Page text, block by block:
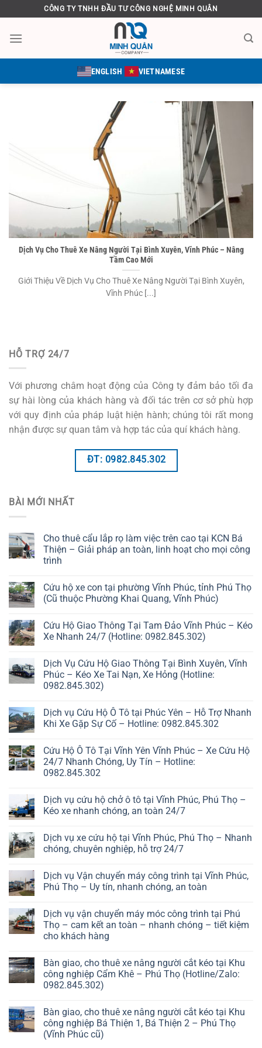
qua
nội
CÔNG TY TNHH ĐẦU TƯ CÔNG NGHỆ MINH QUÂN
ENGLISH VIETNAMESE
Dịch Vụ Cho Thuê Xe Nâng Người Tại Bình Xuyên, Vĩnh Phúc – Nâng
Tầm Cao Mới
Giới Thiệu Về Dịch Vụ Cho Thuê Xe Nâng Người Tại Bình Xuyên,
Vĩnh Phúc [...]
HỖ TRỢ 24/7
Với phương châm hoạt động của Công ty đảm bảo tối đa
sự hài lòng của khách hàng và đối tác trên cơ sở phù hợp
với quy định của pháp luật hiện hành; chúng tôi rất mong
nhận được sự quan tâm và hợp tác của quí khách hàng.
ĐT: 0982.845.302
BÀI MỚI NHẤT
Cho thuê cẩu lắp rọ làm việc trên cao tại KCN Bá
Thiện – Giải pháp an toàn, linh hoạt cho mọi công
trình
Cứu hộ xe con tại phường Vĩnh Phúc, tỉnh Phú Thọ
(Cũ thuộc Phường Khai Quang, Vĩnh Phúc)
Cứu Hộ Giao Thông Tại Tam Đảo Vĩnh Phúc – Kéo
Xe Nhanh 24/7 (Hotline: 0982.845.302)
Dịch Vụ Cứu Hộ Giao Thông Tại Bình Xuyên, Vĩnh
Phúc – Kéo Xe Tai Nạn, Xe Hỏng (Hotline:
0982.845.302)
Dịch vụ Cứu Hộ Ô Tô tại Phúc Yên – Hỗ Trợ Nhanh
Khi Xe Gặp Sự Cố – Hotline: 0982.845.302
Cứu Hộ Ô Tô Tại Vĩnh Yên Vĩnh Phúc – Xe Cứu Hộ
24/7 Nhanh Chóng, Uy Tín – Hotline:
0982.845.302
Dịch vụ cứu hộ chở ô tô tại Vĩnh Phúc, Phú Thọ –
Kéo xe nhanh chóng, an toàn 24/7
Dịch vụ xe cứu hộ tại Vĩnh Phúc, Phú Thọ – Nhanh
chóng, chuyên nghiệp, hỗ trợ 24/7
Dịch vụ Vận chuyển máy công trình tại Vĩnh Phúc,
Phú Thọ – Uy tín, nhanh chóng, an toàn
Dịch vụ vận chuyển máy móc công trình tại Phú
Thọ – cam kết an toàn – nhanh chóng – tiết kiệm
cho khách hàng
Bàn giao, cho thuê xe nâng người cắt kéo tại Khu
công nghiệp Cẩm Khê – Phú Thọ (Hotline/Zalo:
0982.845.302)
Bàn giao, cho thuê xe nâng người cắt kéo tại Khu
công nghiệp Bá Thiện 1, Bá Thiện 2 – Phú Thọ
(Vĩnh Phúc cũ)